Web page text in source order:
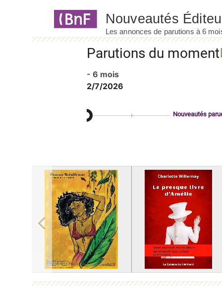
Parutions du moment
- 6 mois
2/7/2026
Nouveautés
Previous